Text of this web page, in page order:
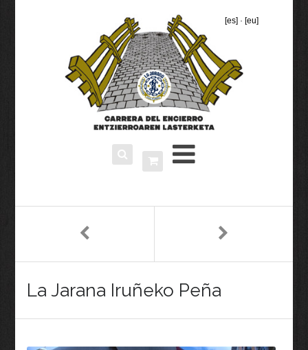
[es] · [eu]
La Jarana Iruñeko Peña